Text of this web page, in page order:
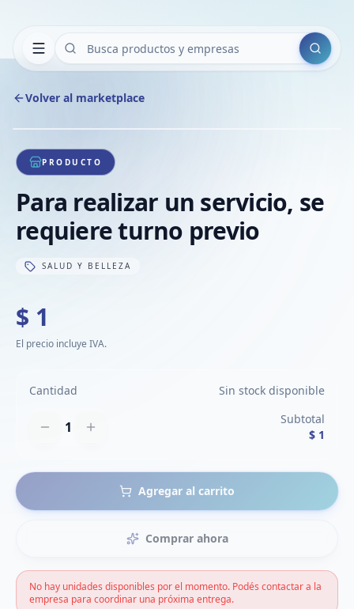
Buscar
Volver al marketplace
1/1
PRODUCTO
Para realizar un servicio, se
requiere turno previo
SALUD Y BELLEZA
$ 1
El precio incluye IVA.
Cantidad Sin stock disponible
1
Subtotal
$ 1
Agregar al carrito
Comprar ahora
No hay unidades disponibles por el momento. Podés contactar a la
empresa para coordinar una próxima entrega.